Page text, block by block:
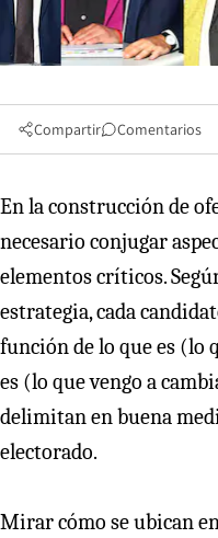
Compartir Comentarios
En la construcción de
necesario conjugar
elementos críticos.
estrategia, cada
función de lo que es (lo
es (lo que vengo a
delimitan en buena
electorado.
Mirar cómo se ubican